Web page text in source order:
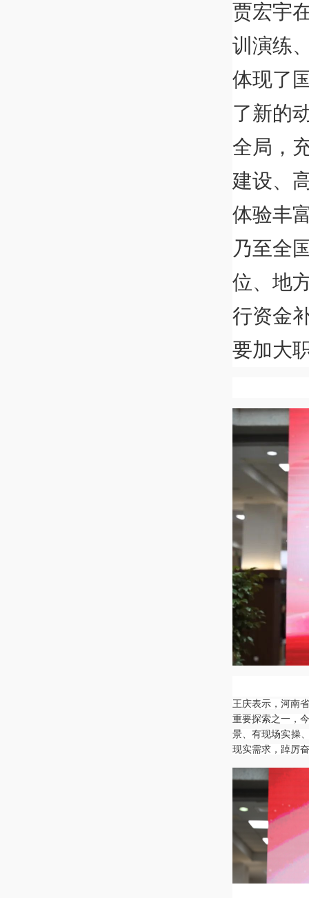
贾宏宇
训演练
体现了
了新的
全局，
建设、
体验丰
乃至全
位、地
行资金
要加大
王庆表示，河南
重要探索之一，
景、有现场实操
现实需求，踔厉